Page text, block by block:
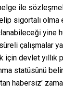
ile
sigortalı olma
yine
çalışmalar
için devlet
statüsünü
habersiz’